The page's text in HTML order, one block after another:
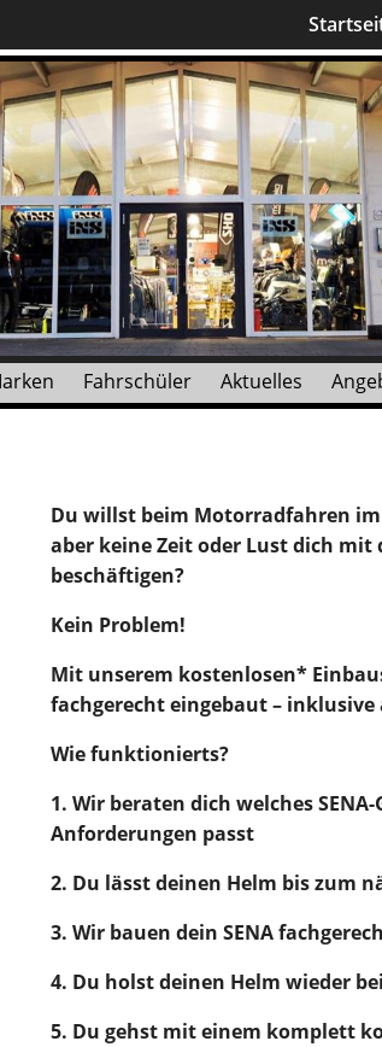
Fahrschüler Aktuelles
Du willst beim Motorradfahren
aber keine Zeit oder Lust dich
beschäftigen?
Kein Problem!
Mit unserem kostenlosen*
fachgerecht eingebaut –
Wie funktionierts?
1. Wir beraten dich welches
Anforderungen passt
2. Du lässt deinen Helm bis zum
3. Wir bauen dein SENA
4. Du holst deinen Helm wieder
5. Du gehst mit einem komplett